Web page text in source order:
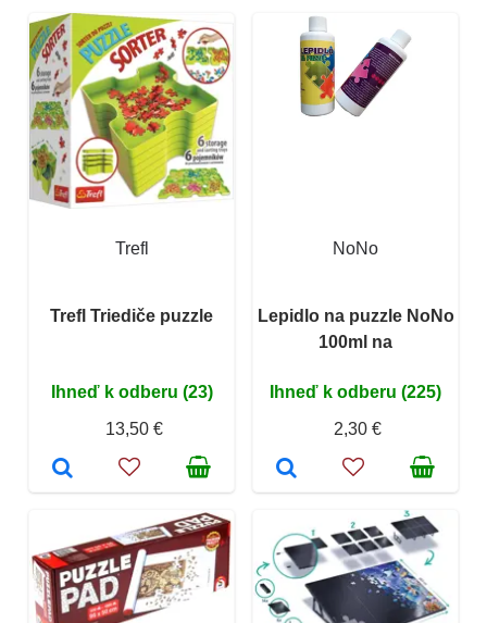
Trefl
Trefl Triediče puzzle
Ihneď k odberu (23)
13,50 €
NoNo
Lepidlo na puzzle NoNo
100ml na
Ihneď k odberu (225)
2,30 €